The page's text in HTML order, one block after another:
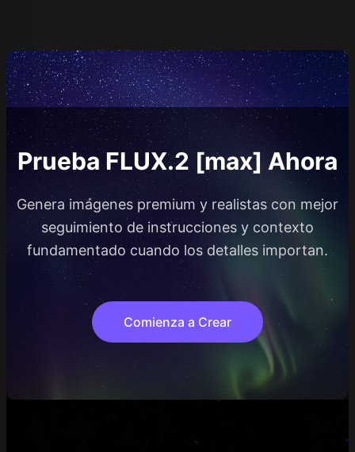
Prueba FLUX.2 [max] Ahora
Genera imágenes premium y realistas con mejor
seguimiento de instrucciones y contexto
fundamentado cuando los detalles importan.
Comienza a Crear